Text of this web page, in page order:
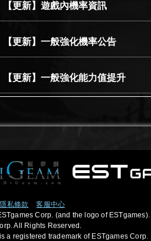
【更新】遊戲內機率資訊
【更新】一般強化機率公告
【更新】一般強化能力值提升
隱私條款
客服中心
Corp. (and the logo of ESTgames).
All Rights Reserved.
a registered trademark of ESTgames Corp.